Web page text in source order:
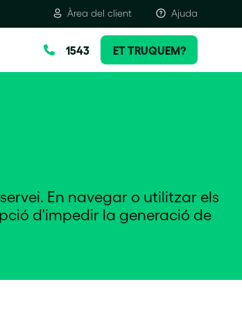
Àrea del client Ajuda
1543 ET TRUQUEM?
En navegar o utilitzar els
d'impedir la generació de